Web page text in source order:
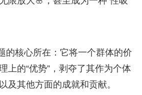
的核心所在：它将一个群体的价
上的“优势”，剥夺了其作为个体
及其他方面的成就和贡献。